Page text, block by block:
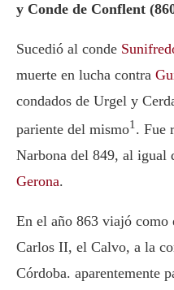
y Conde de Conflent
Sucedió al conde
muerte en lucha contra
condados de Urgel y
pariente del mismo1 . Fue
Narbona del 849, al igual
Gerona.
En el año 863 viajó como
Carlos II, el Calvo, a la
Córdoba. aparentemente